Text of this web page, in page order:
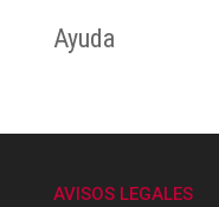
Ayuda
AVISOS LEGALES